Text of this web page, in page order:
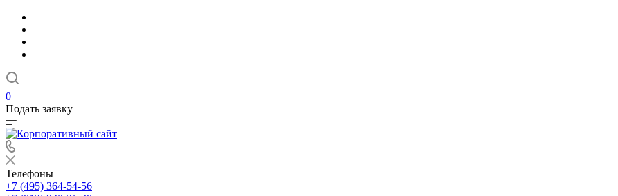
0
Подать заявку
Телефоны
+7 (495) 364-54-56